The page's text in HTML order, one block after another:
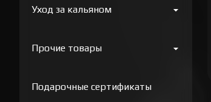
Уход за кальяном
Прочие товары
Подарочные сертификаты